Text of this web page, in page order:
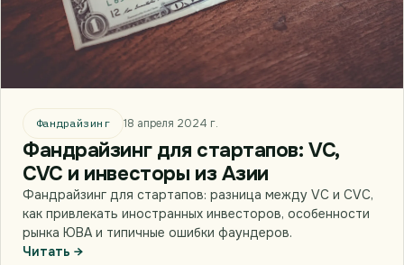
Фандрайзинг 18 апреля 2024 г.
Фандрайзинг для стартапов: VC,
CVC и инвесторы из Азии
Фандрайзинг для стартапов: разница между VC и CVC,
как привлекать иностранных инвесторов, особенности
рынка ЮВА и типичные ошибки фаундеров.
Читать →